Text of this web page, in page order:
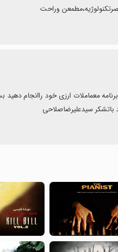
وراحت
باتشکر سیدعلیرضاصلاحی